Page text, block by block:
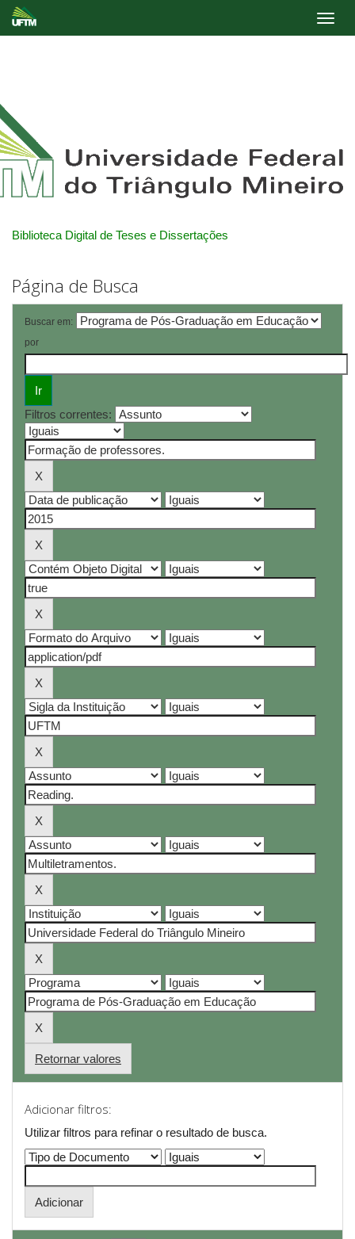
Biblioteca Digital de Teses e Dissertações
Página de Busca
Buscar em:
por
Filtros correntes:
Retornar valores
Adicionar filtros:
Utilizar filtros para refinar o resultado de busca.